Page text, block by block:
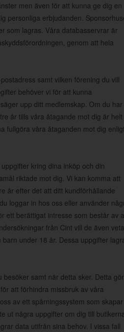
men även för att kunna ge dig en
personliga erbjudanden.
som lagras. Våra databasservrar är
genom att hela
samt vilken förening du vill
behöver vi för att kunna
upp ditt medlemskap. Om du har
år tills våra åtagande mot dig är helt
fullgöra våra åtaganden mot dig enligt
kring dina inköp och din
riktade mot dig. Vi kan komma att
år efter det att ditt kundförhållande
loggar in hos oss eller använder
ett berättigat intresse som består av
från Cint vill de även veta
under 18 år. Dessa uppgifter
samt när detta sker. Detta gör
att förhindra missbruk av våra
av ett spårningssystem som skapar
ut några uppgifter om dig till
data utifrån sina behov. I vissa fall